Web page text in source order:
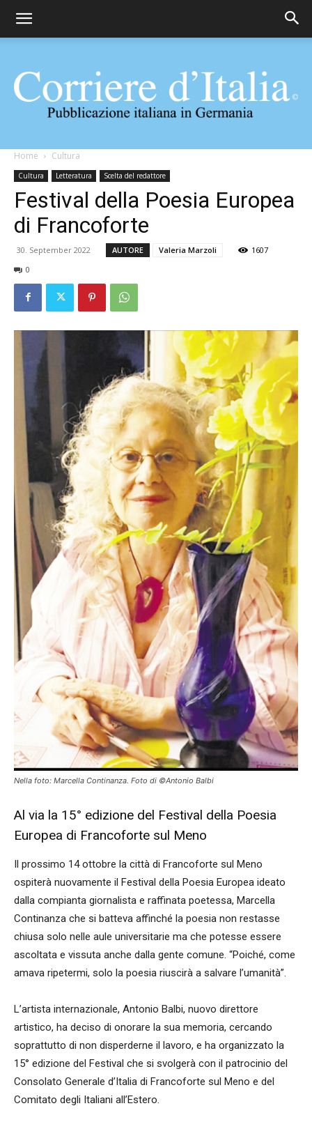
Corriere
d'Italia
Home Cultura
Cultura Letteratura Scelta del redattore
Festival della Poesia Europea
di Francoforte
30. September 2022 AUTORE Valeria Marzoli
1607
0
Nella foto: Marcella Continanza. Foto di ©Antonio Balbi
Al via la 15° edizione del Festival della Poesia
Europea di Francoforte sul Meno
Il prossimo 14 ottobre la città di Francoforte sul Meno
ospiterà nuovamente il Festival della Poesia Europea ideato
dalla compianta giornalista e raffinata poetessa, Marcella
Continanza che si batteva affinché la poesia non restasse
chiusa solo nelle aule universitarie ma che potesse essere
ascoltata e vissuta anche dalla gente comune. “Poiché, come
amava ripetermi, solo la poesia riuscirà a salvare l’umanità”.
L’artista internazionale, Antonio Balbi, nuovo direttore
artistico, ha deciso di onorare la sua memoria, cercando
soprattutto di non disperderne il lavoro, e ha organizzato la
15° edizione del Festival che si svolgerà con il patrocinio del
Consolato Generale d’Italia di Francoforte sul Meno e del
Comitato degli Italiani all’Estero.